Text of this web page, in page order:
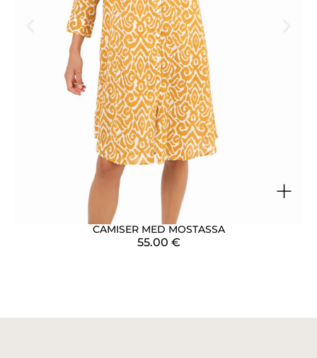
+
CAMISER MED MOSTASSA
55.00 €